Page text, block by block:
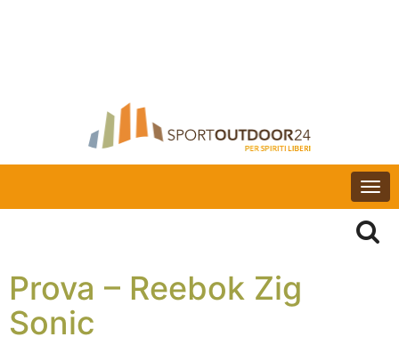
Prova – Reebok Zig
Sonic